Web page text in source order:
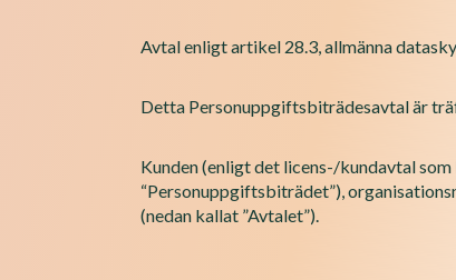
Avtal enligt artikel 28.3, allmänna
Detta Personuppgiftsbiträdesavtal är
Kunden (enligt det licens-/kundavtal
“Personuppgiftsbiträdet”),
(nedan kallat ”Avtalet”).